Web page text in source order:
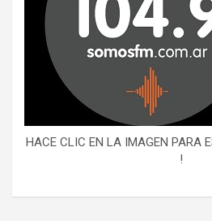
HACE CLIC EN LA IMAGEN PARA
!